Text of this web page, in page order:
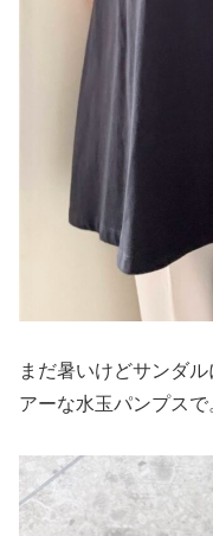
まだ暑いけどサンダ
アーな水玉パンプスで